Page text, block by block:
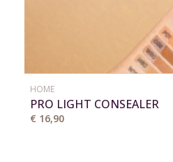
HOME
PRO LIGHT CONSEALER
€ 16,90